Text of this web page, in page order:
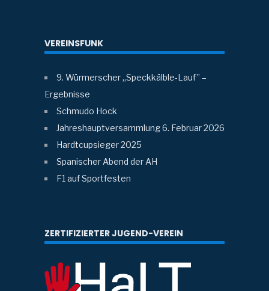
VEREINSFUNK
9. Würmerscher „Speckkälble-Lauf” –
Ergebnisse
Schmudo Hock
Jahreshauptversammlung 6. Februar 2026
Hardtcupsieger 2025
Spanischer Abend der AH
F1 auf Sportfesten
ZERTIFIZIERTER JUGEND-VEREIN